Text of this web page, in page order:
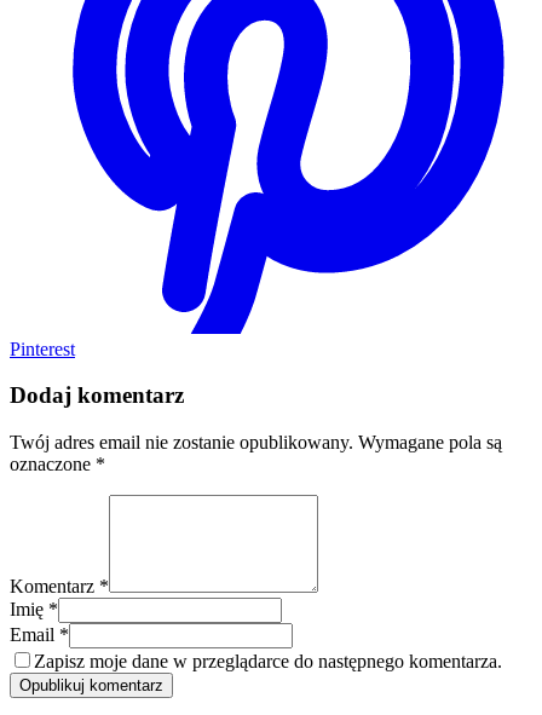
Pinterest
Dodaj komentarz
Twój adres email nie zostanie opublikowany. Wymagane pola są
oznaczone *
Komentarz *
Imię *
Email *
Zapisz moje dane w przeglądarce do następnego komentarza.
Opublikuj komentarz